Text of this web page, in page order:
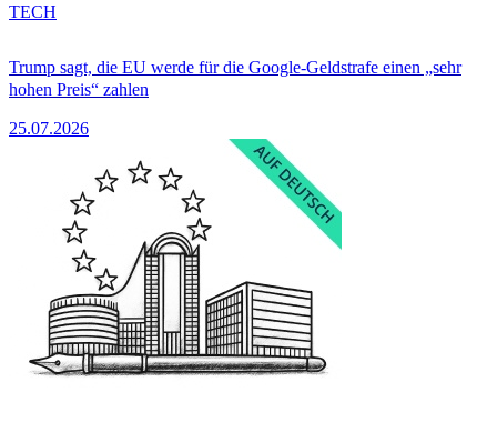
Trump sagt, die EU werde für die Google-Geldstrafe einen „sehr
hohen Preis“ zahlen
25.07.2026
TECH